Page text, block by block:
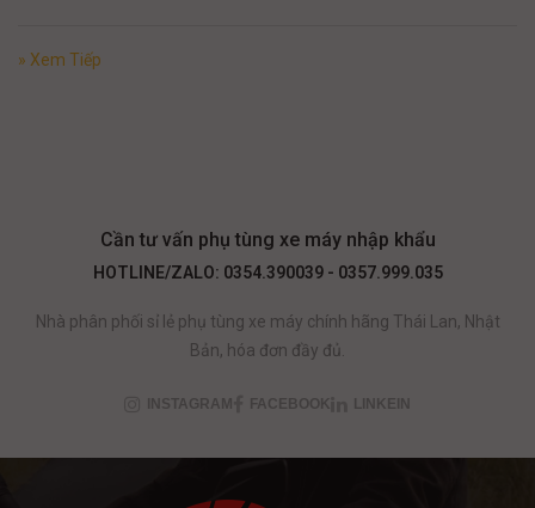
» Xem Tiếp
Cần tư vấn phụ tùng xe máy nhập khẩu
HOTLINE/ZALO: 0354.390039 - 0357.999.035
Nhà phân phối sỉ lẻ phụ tùng xe máy chính hãng Thái Lan, Nhật
Bản, hóa đơn đầy đủ.
INSTAGRAM FACEBOOK LINKEIN